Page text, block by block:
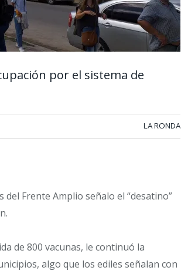
por el sistema de
LA RONDA
del Frente Amplio señalo el “desatino”
de 800 vacunas, le continuó la
algo que los ediles señalan con